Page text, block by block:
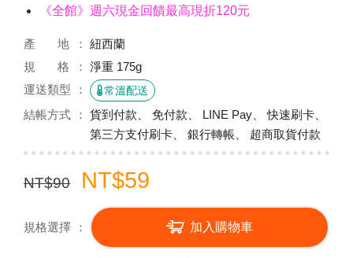
《全館》週六現金回饋最高現折120元
產 地
紐西蘭
規 格
淨重 175g
運送類型
常溫配送
結帳方式
貨到付款、 免付款、 LINE Pay、 快速刷卡、
第三方支付刷卡、 銀行轉帳、 超商取貨付款
NT$90 NT$59
規格選擇 加入購物車